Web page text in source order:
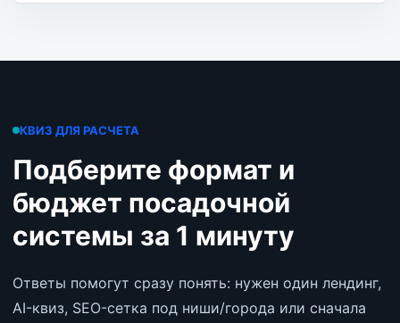
КВИЗ ДЛЯ РАСЧЕТА
Подберите формат и
бюджет посадочной
системы за 1 минуту
Ответы помогут сразу понять: нужен один лендинг,
AI-квиз, SEO-сетка под ниши/города или сначала